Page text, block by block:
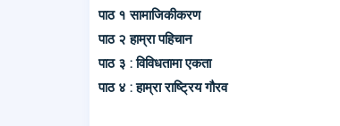
पाठ १ सामाजिकीकरण
पाठ २ हाम्रा पहिचान
पाठ ३ : विविधतामा एकता
पाठ ४ : हाम्रा राष्ट्रिय गौरव